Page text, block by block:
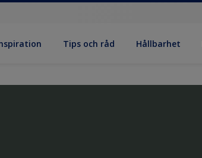
Tips och råd Hållbarhet